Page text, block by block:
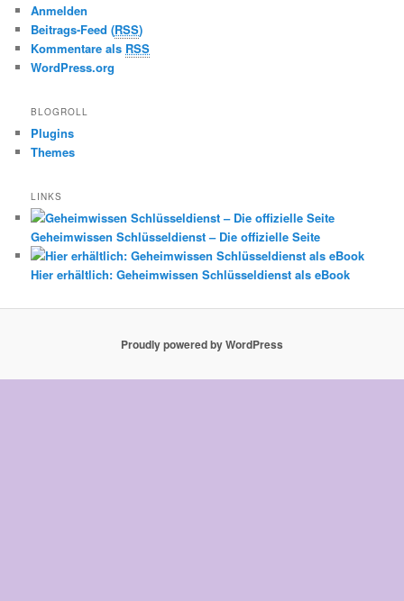
Anmelden
Beitrags-Feed (RSS)
Kommentare als RSS
WordPress.org
BLOGROLL
Plugins
Themes
LINKS
Geheimwissen Schlüsseldienst – Die offizielle Seite
Hier erhältlich: Geheimwissen Schlüsseldienst als eBook
Proudly powered by WordPress